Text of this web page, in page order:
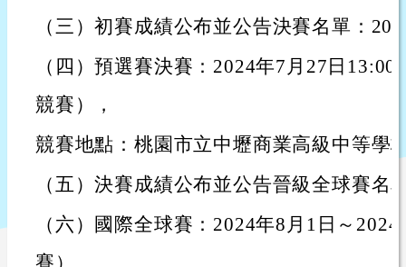
（三）初賽成績公布並公告決賽名單：
（四）預選賽決賽：2024年7月27日
競賽），
競賽地點：桃園市立中壢商業高級中等學
（五）決賽成績公布並公告晉級全球賽名
（六）國際全球賽：2024年8月1日～
賽）